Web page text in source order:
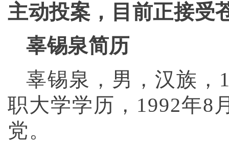
主动投案，目前正接受
辜锡泉简历
辜锡泉，男，汉族，
职大学学历，1992年8
党。